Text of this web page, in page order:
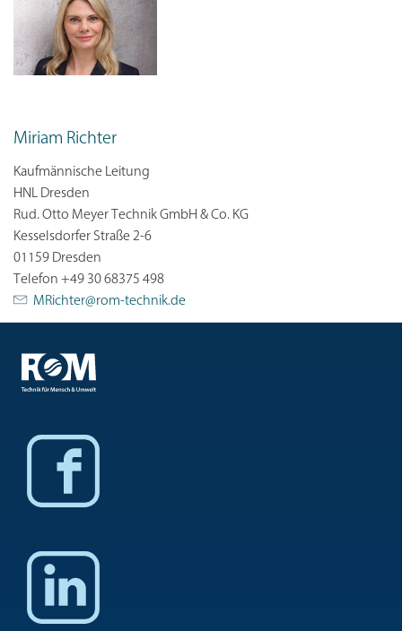
Miriam Richter
Kaufmännische Leitung
HNL Dresden
Rud. Otto Meyer Technik GmbH & Co. KG
Kesselsdorfer Straße 2-6
01159 Dresden
Telefon +49 30 68375 498
MRichter@rom-technik.de